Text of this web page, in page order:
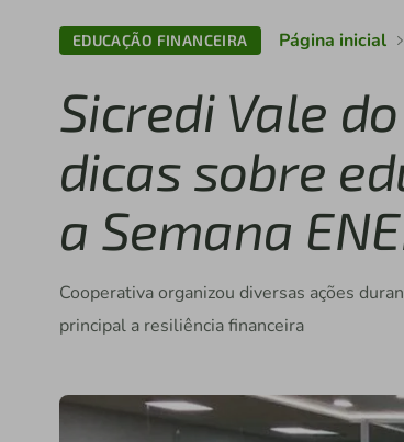
EDUCAÇÃO FINANCEIRA Página inicial
Sicredi Vale
dicas sobre
a Semana
Cooperativa organizou diversas ações
principal a resiliência financeira